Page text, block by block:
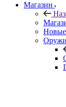
Магазин
Новые